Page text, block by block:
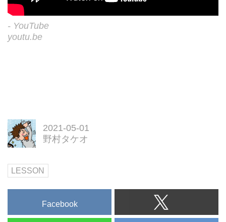
- YouTube
youtu.be
2021-05-01
野村タケオ
LESSON
Facebook